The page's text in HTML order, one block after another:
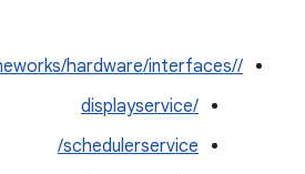
/frameworks/hardware/interfaces/‎
displayservice/‎
schedulerservice/